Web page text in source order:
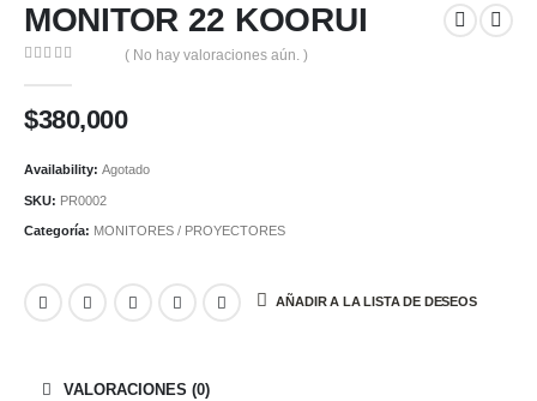
MONITOR 22 KOORUI
( No hay valoraciones aún. )
$380,000
Availability: Agotado
SKU: PR0002
Categoría: MONITORES / PROYECTORES
AÑADIR A LA LISTA DE DESEOS
VALORACIONES (0)